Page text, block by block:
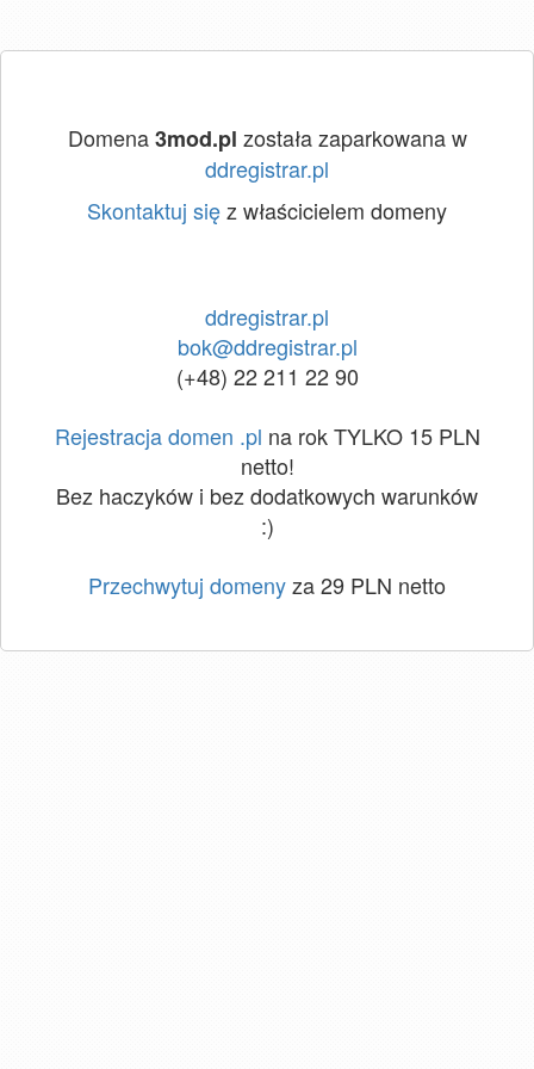
Domena3mod.pl została zaparkowana w
ddregistrar.pl
Skontaktuj sięz właścicielem domeny
ddregistrar.pl
bok@ddregistrar.pl
(+48) 22 211 22 90
Rejestracja domen .pl na rok TYLKO 15 PLN
netto!
Bez haczyków i bez dodatkowych warunków
:)
Przechwytuj domenyza 29 PLN netto